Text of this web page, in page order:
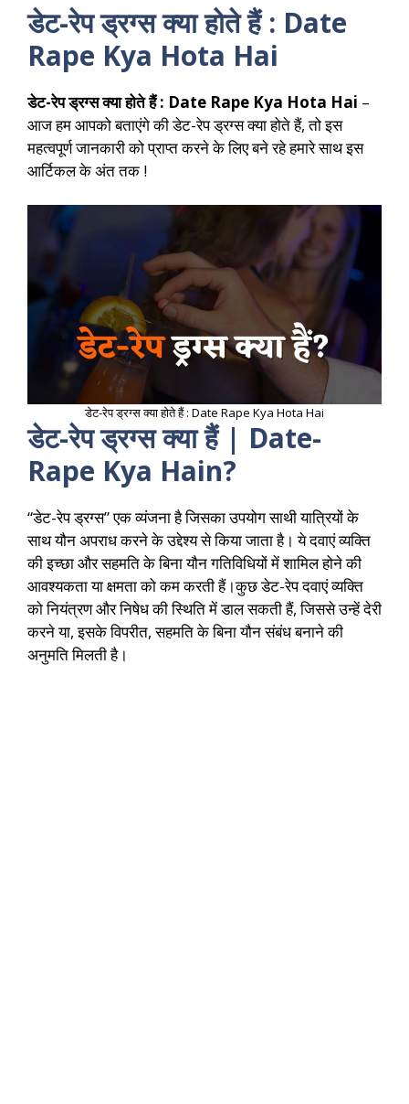
डेट-रेप ड्रग्स क्या होते हैं : Date
Rape Kya Hota Hai
डेट-रेप ड्रग्स क्या होते हैं : Date Rape Kya Hota Hai –
आज हम आपको बताएंगे की डेट-रेप ड्रग्स क्या होते हैं, तो इस
महत्वपूर्ण जानकारी को प्राप्त करने के लिए बने रहे हमारे साथ इस
आर्टिकल के अंत तक !
डेट-रेप ड्रग्स क्या होते हैं : Date Rape Kya Hota Hai
डेट-रेप ड्रग्स क्या हैं | Date-
Rape Kya Hain?
“डेट-रेप ड्रग्स” एक व्यंजना है जिसका उपयोग साथी यात्रियों के
साथ यौन अपराध करने के उद्देश्य से किया जाता है। ये दवाएं व्यक्ति
की इच्छा और सहमति के बिना यौन गतिविधियों में शामिल होने की
आवश्यकता या क्षमता को कम करती हैं।कुछ डेट-रेप दवाएं व्यक्ति
को नियंत्रण और निषेध की स्थिति में डाल सकती हैं, जिससे उन्हें देरी
करने या, इसके विपरीत, सहमति के बिना यौन संबंध बनाने की
अनुमति मिलती है।